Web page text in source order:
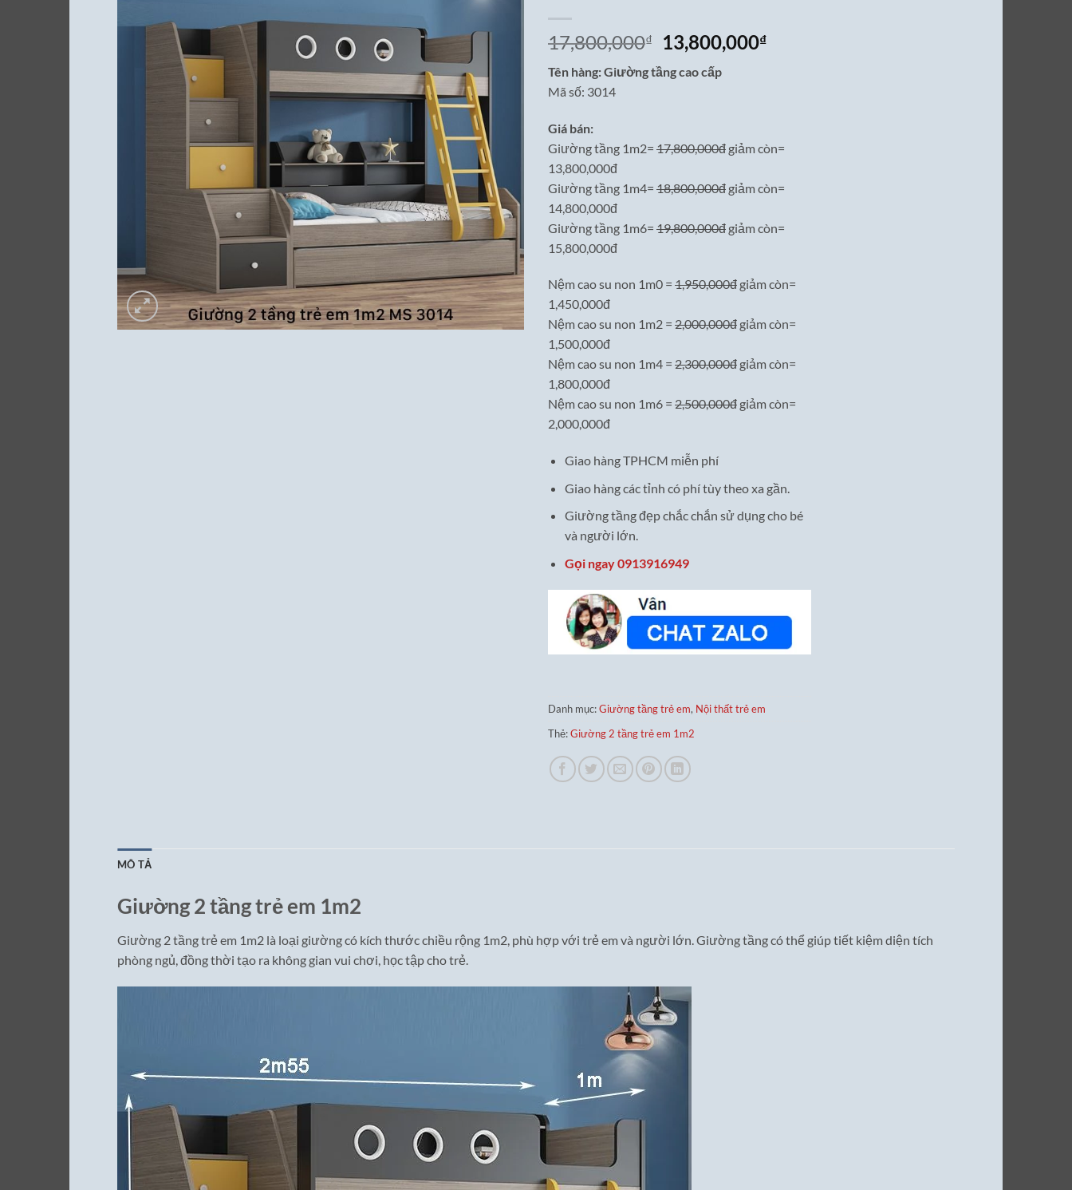
17,800,000₫
Giá
gốc
là:
13,800,000₫Giá
Tên hàng: Giường tầng cao cấp
Mã số: 3014
Giá bán:
Giường tầng 1m2= 17,800,000đ giảm còn=
13,800,000đ
Giường tầng 1m4= 18,800,000đ giảm còn=
14,800,000đ
Giường tầng 1m6= 19,800,000đ giảm còn=
15,800,000đ
Nệm cao su non 1m0 = 1,950,000đ giảm còn=
1,450,000đ
Nệm cao su non 1m2 = 2,000,000đ giảm còn=
1,500,000đ
Nệm cao su non 1m4 = 2,300,000đ giảm còn=
1,800,000đ
Nệm cao su non 1m6 = 2,500,000đ giảm còn=
2,000,000đ
Giao hàng TPHCM miễn phí
Giao hàng các tỉnh có phí tùy theo xa gần.
Giường tầng đẹp chắc chắn sử dụng cho bé
và người lớn.
Gọi ngay 0913916949
Danh mục:Giường tầng trẻ em, Nội thất trẻ em
Thẻ:Giường 2 tầng trẻ em 1m2
MÔ TẢ
Giường 2 tầng trẻ em 1m2
Giường 2 tầng trẻ em 1m2 là loại giường có kích thước chiều rộng 1m2, phù hợp với trẻ em và người lớn. Giường tầng có thể giúp tiết kiệm diện tích
phòng ngủ, đồng thời tạo ra không gian vui chơi, học tập cho trẻ.